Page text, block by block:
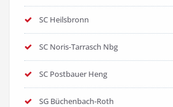
SC Heilsbronn
SC Noris-Tarrasch Nbg
SC Postbauer Heng
SG Büchenbach-Roth